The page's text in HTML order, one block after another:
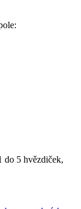
do 5 hvězdiček,